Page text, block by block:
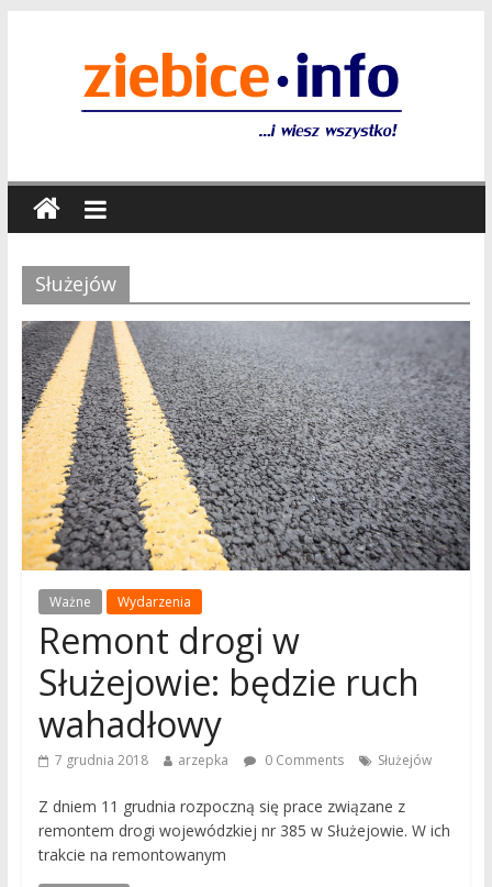
Służejów
Ważne Wydarzenia
Remont drogi w
Służejowie: będzie ruch
wahadłowy
7 grudnia 2018 arzepka 0 Comments Służejów
Z dniem 11 grudnia rozpoczną się prace związane z
remontem drogi wojewódzkiej nr 385 w Służejowie. W ich
trakcie na remontowanym